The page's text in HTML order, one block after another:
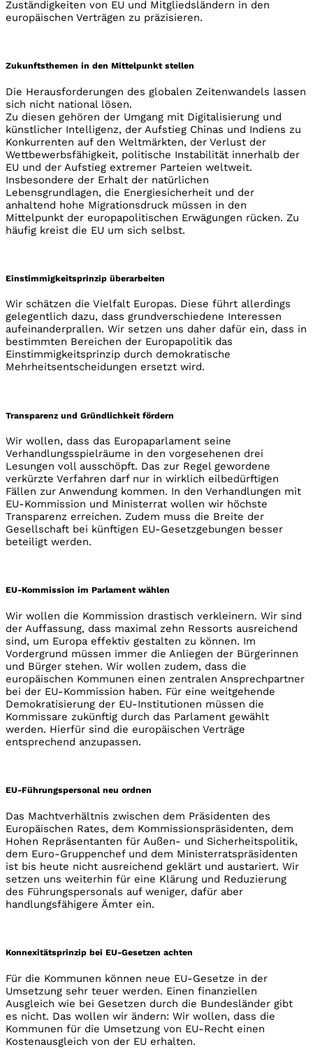
Zuständigkeiten von EU und Mitgliedsländern in den
europäischen Verträgen zu präzisieren.
Zukunftsthemen in den Mittelpunkt stellen
Die Herausforderungen des globalen Zeitenwandels lassen
sich nicht national lösen.
Zu diesen gehören der Umgang mit Digitalisierung und
künstlicher Intelligenz, der Aufstieg Chinas und Indiens zu
Konkurrenten auf den Weltmärkten, der Verlust der
Wettbewerbsfähigkeit, politische Instabilität innerhalb der
EU und der Aufstieg extremer Parteien weltweit.
Insbesondere der Erhalt der natürlichen
Lebensgrundlagen, die Energiesicherheit und der
anhaltend hohe Migrationsdruck müssen in den
Mittelpunkt der europapolitischen Erwägungen rücken. Zu
häufig kreist die EU um sich selbst.
Einstimmigkeitsprinzip überarbeiten
Wir schätzen die Vielfalt Europas. Diese führt allerdings
gelegentlich dazu, dass grundverschiedene Interessen
aufeinanderprallen. Wir setzen uns daher dafür ein, dass in
bestimmten Bereichen der Europapolitik das
Einstimmigkeitsprinzip durch demokratische
Mehrheitsentscheidungen ersetzt wird.
Transparenz und Gründlichkeit fördern
Wir wollen, dass das Europaparlament seine
Verhandlungsspielräume in den vorgesehenen drei
Lesungen voll ausschöpft. Das zur Regel gewordene
verkürzte Verfahren darf nur in wirklich eilbedürftigen
Fällen zur Anwendung kommen. In den Verhandlungen mit
EU-Kommission und Ministerrat wollen wir höchste
Transparenz erreichen. Zudem muss die Breite der
Gesellschaft bei künftigen EU-Gesetzgebungen besser
beteiligt werden.
EU-Kommission im Parlament wählen
Wir wollen die Kommission drastisch verkleinern. Wir sind
der Auffassung, dass maximal zehn Ressorts ausreichend
sind, um Europa effektiv gestalten zu können. Im
Vordergrund müssen immer die Anliegen der Bürgerinnen
und Bürger stehen. Wir wollen zudem, dass die
europäischen Kommunen einen zentralen Ansprechpartner
bei der EU-Kommission haben. Für eine weitgehende
Demokratisierung der EU-Institutionen müssen die
Kommissare zukünftig durch das Parlament gewählt
werden. Hierfür sind die europäischen Verträge
entsprechend anzupassen.
EU-Führungspersonal neu ordnen
Das Machtverhältnis zwischen dem Präsidenten des
Europäischen Rates, dem Kommissionspräsidenten, dem
Hohen Repräsentanten für Außen- und Sicherheitspolitik,
dem Euro-Gruppenchef und dem Ministerratspräsidenten
ist bis heute nicht ausreichend geklärt und austariert. Wir
setzen uns weiterhin für eine Klärung und Reduzierung
des Führungspersonals auf weniger, dafür aber
handlungsfähigere Ämter ein.
Konnexitätsprinzip bei EU-Gesetzen achten
Für die Kommunen können neue EU-Gesetze in der
Umsetzung sehr teuer werden. Einen finanziellen
Ausgleich wie bei Gesetzen durch die Bundesländer gibt
es nicht. Das wollen wir ändern: Wir wollen, dass die
Kommunen für die Umsetzung von EU-Recht einen
Kostenausgleich von der EU erhalten.